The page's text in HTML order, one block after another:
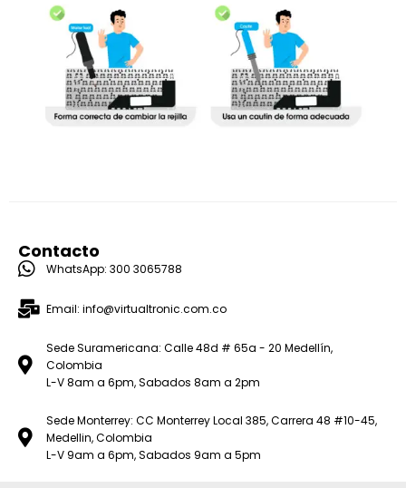
Contacto
WhatsApp: 300 3065788
Email: info@virtualtronic.com.co
Sede Suramericana: Calle 48d # 65a - 20 Medellín,
Colombia
L-V 8am a 6pm, Sabados 8am a 2pm
Sede Monterrey: CC Monterrey Local 385, Carrera 48 #10-45,
Medellin, Colombia
L-V 9am a 6pm, Sabados 9am a 5pm